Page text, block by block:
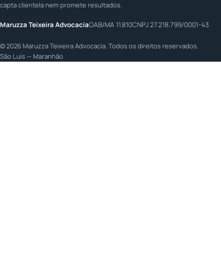
capta clientela nem promete resultados.
Maruzza Teixeira AdvocaciaOAB/MA 11.810CNPJ 27.218.799/0001-43
©2026 Maruzza Teixeira Advocacia. Todos os direitos reservados.
São Luís — Maranhão